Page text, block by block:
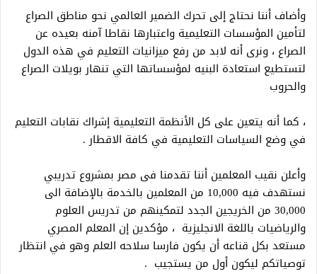
وأضاف أننا نحتاج إلى تحرك الضمير العالمي نحو مناطق الصراع
لتأمين المؤسسات التعليمية واعتبارها نقاطا آمنه بعيده عن
الصراع ، ونرى أنه لابد من رفع ميزانيات التعليم في هذه الدول
لتستطيع استعادة البنيه لمؤسساتها التي تنهار بويلات الصراع
والحروب
، كما أنه يتعين على كل الأنظمة التعليمية إشراك نقابات التعليم
في وضع السياسات التعليمية في كافة الاقطار .
وأعلن نقيب المعلمين أننا تقدمنا فى مصر بمشروع تدريبي
نستهدف فيه 10,000 من المعلمين بالخدمة بالإضافة الى
30,000 من الخريجين الجدد لتمكينهم من تدريس العلوم
والرياضيات باللغة الانجليزية ، مؤكدين إن المعلم المصري
مستعد بكل قناعه أن يكون فارسا سلاحه العلم وهو في انتظار
توصياتكم ليكون أول من يستجيب .